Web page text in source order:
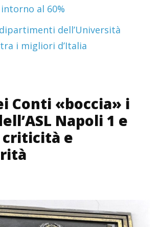
al 60%
dell’Università
i migliori d’Italia
Conti «boccia» i
Napoli 1 e
criticità e